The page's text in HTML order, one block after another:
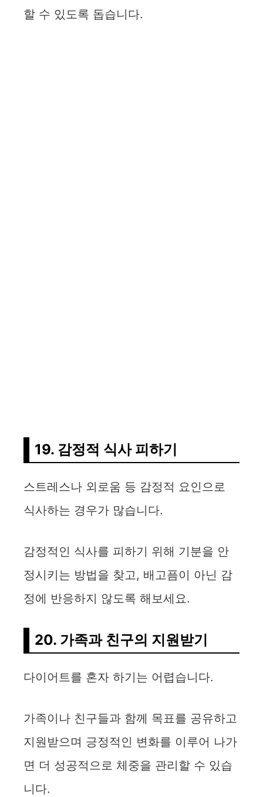
할 수 있도록 돕습니다.
19. 감정적 식사 피하기
스트레스나 외로움 등 감정적 요인으로
식사하는 경우가 많습니다.
감정적인 식사를 피하기 위해 기분을 안
정시키는 방법을 찾고, 배고픔이 아닌 감
정에 반응하지 않도록 해보세요.
20. 가족과 친구의 지원받기
다이어트를 혼자 하기는 어렵습니다.
가족이나 친구들과 함께 목표를 공유하고
지원받으며 긍정적인 변화를 이루어 나가
면 더 성공적으로 체중을 관리할 수 있습
니다.